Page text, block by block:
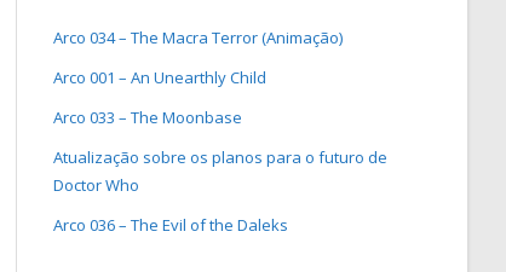
Arco 034 – The Macra Terror (Animação)
Arco 001 – An Unearthly Child
Arco 033 – The Moonbase
Atualização sobre os planos para o futuro de
Doctor Who
Arco 036 – The Evil of the Daleks